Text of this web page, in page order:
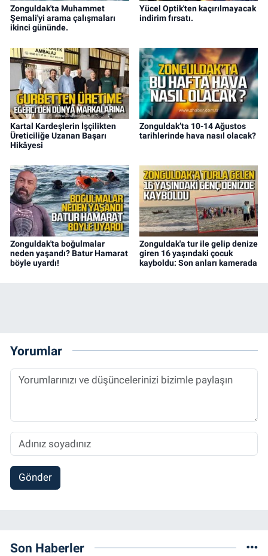
Zonguldak'ta Muhammet
Şemali'yi arama çalışmaları
ikinci gününde.
Yücel Optik'ten kaçırılmayacak
indirim fırsatı.
Kartal Kardeşlerin İşçilikten
Üreticiliğe Uzanan Başarı
Hikâyesi
Zonguldak’ta 10-14 Ağustos
tarihlerinde hava nasıl olacak?
Zonguldak'ta boğulmalar
neden yaşandı? Batur Hamarat
böyle uyardı!
Zonguldak'a tur ile gelip denize
giren 16 yaşındaki çocuk
kayboldu: Son anları kamerada
Yorumlar
Gönder
Son Haberler